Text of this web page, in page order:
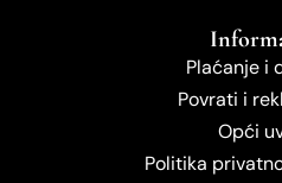
Plaćanje i
Povrati i
Opći
Politika